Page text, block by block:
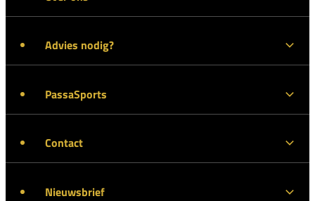
Advies nodig?
PassaSports
Contact
Nieuwsbrief